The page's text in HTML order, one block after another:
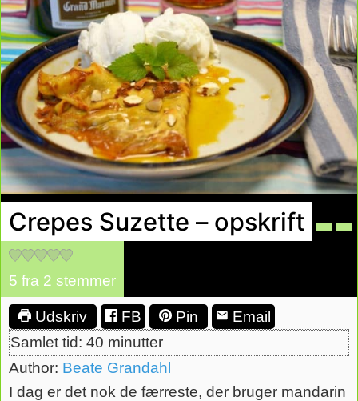
Crepes Suzette – opskrift
5 fra 2 stemmer
Udskriv FB Pin
Email
Samlet tid: 40 minutter
minutter
Author: Beate Grandahl
I dag er det nok de færreste, der bruger mandarin